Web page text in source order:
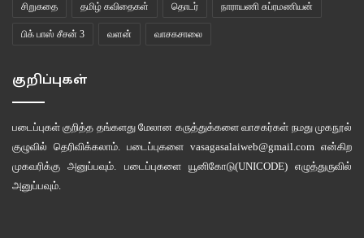
சிறுகதை தமிழ் கவிதைகள் தொடர் நாராயணி சுப்ரமணியன்
பிக் பாஸ் சீசன் 3 வளன் வாசகசாலை
குறிப்புகள்
படைப்புகள் குறித்த தங்களது மேலான கருத்துக்களை வாசகர்கள் நமது முகநூல்
குழுவில் தெரிவிக்கலாம். படைப்புகளை vasagasalaiweb@gmail.com என்கிற
முகவரிக்கு அனுப்பவும். படைப்புகளை யூனிகோடு(UNICODE)எழுத்துருவில்
அனுப்பவும்.